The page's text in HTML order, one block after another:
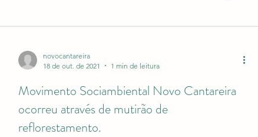
novocantareira
18 de out. de 2021
1 min de leitura
Movimento Sociambiental Novo Cantareira
ocorreu através de mutirão de
reflorestamento.